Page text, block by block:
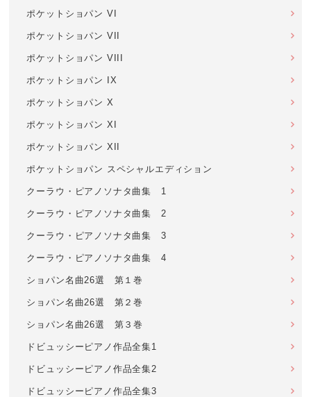
ポケットショパン VI
ポケットショパン VII
ポケットショパン VIII
ポケットショパン IX
ポケットショパン X
ポケットショパン XI
ポケットショパン XII
ポケットショパン スペシャルエディション
クーラウ・ピアノソナタ曲集 1
クーラウ・ピアノソナタ曲集 2
クーラウ・ピアノソナタ曲集 3
クーラウ・ピアノソナタ曲集 4
ショパン名曲26選 第１巻
ショパン名曲26選 第２巻
ショパン名曲26選 第３巻
ドビュッシーピアノ作品全集1
ドビュッシーピアノ作品全集2
ドビュッシーピアノ作品全集3